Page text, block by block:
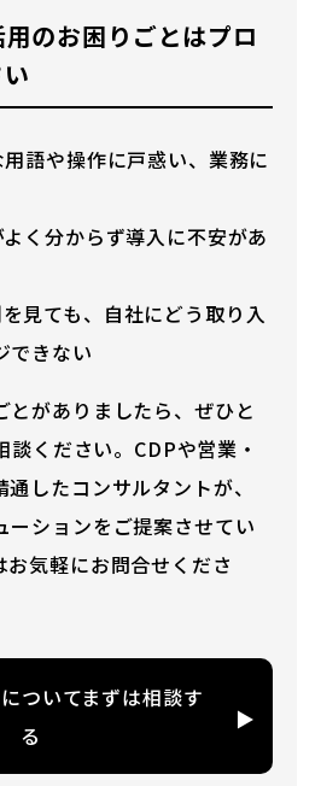
のお困りごとはプロ
語や操作に戸惑い、業務に
く分からず導入に不安があ
見ても、自社にどう取り入
できない
とがありましたら、ぜひと
ください。CDPや営業・
したコンサルタントが、
ーションをご提案させてい
お気軽にお問合せくださ
ついてまずは相談す
る